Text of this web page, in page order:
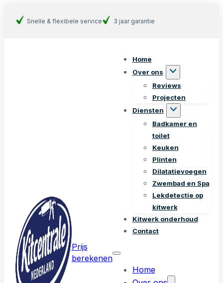
Snelle & flexibele service 3 jaar garantie
Home
Over ons
Reviews
Projecten
Diensten
Badkamer en
toilet
Keuken
Plinten
Dilatatievoegen
Zwembad en Spa
Lekdetectie op
kitwerk
Kitwerk onderhoud
Contact
Home
Prijs
berekenen